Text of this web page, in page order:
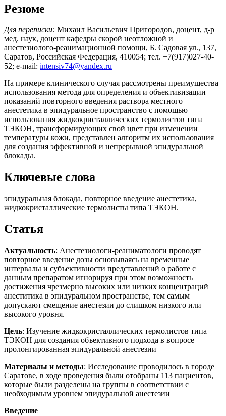
Резюме
Для переписки: Михаил Васильевич Пригородов, доцент, д-р
мед. наук, доцент кафедры скорой неотложной и
анестезиолого-реанимационной помощи, Б. Садовая ул., 137,
Саратов, Российская Федерация, 410054; тел. +7(917)027-40-
52; e-mail: intensiv74@yandex.ru
На примере клинического случая рассмотрены преимущества
использования метода для определения и объективизации
показаний повторного введения раствора местного
анестетика в эпидуральное пространство с помощью
использования жидкокристаллических термолистов типа
ТЭКОН, трансформирующих свой цвет при изменении
температуры кожи, представлен алгоритм их использования
для создания эффективной и непрерывной эпидуральной
блокады.
Ключевые слова
эпидуральная блокада, повторное введение анестетика,
жидкокристаллические термолисты типа ТЭКОН.
Статья
Актуальность: Анестезиологи-реаниматологи проводят
повторное введение дозы основываясь на временные
интервалы и субъективности представлений о работе с
данным препаратом игнорируя при этом возможность
достижения чрезмерно высоких или низких концентраций
анеститика в эпидуральном пространстве, тем самым
допускают смещение анестезии до слишком низкого или
высокого уровня.
Цель: Изучение жидкокристаллических термолистов типа
ТЭКОН для создания объективного подхода в вопросе
пролонгированная эпидуральной анестезии
Материалы и методы: Исследование проводилось в городе
Саратове, в ходе проведения были отобраны 113 пациентов,
которые были разделены на группы в соответствии с
необходимым уровнем эпидуральной анестезии
Введение